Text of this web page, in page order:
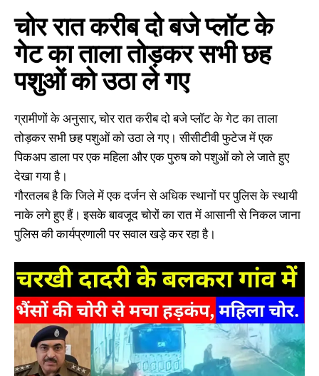
चोर रात करीब दो बजे प्लॉट के
गेट का ताला तोड़कर सभी छह
पशुओं को उठा ले गए
ग्रामीणों के अनुसार, चोर रात करीब दो बजे प्लॉट के गेट का ताला
तोड़कर सभी छह पशुओं को उठा ले गए। सीसीटीवी फुटेज में एक
पिकअप डाला पर एक महिला और एक पुरुष को पशुओं को ले जाते हुए
देखा गया है।
गौरतलब है कि जिले में एक दर्जन से अधिक स्थानों पर पुलिस के स्थायी
नाके लगे हुए हैं। इसके बावजूद चोरों का रात में आसानी से निकल जाना
पुलिस की कार्यप्रणाली पर सवाल खड़े कर रहा है।